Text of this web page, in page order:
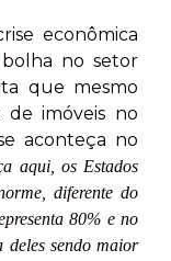
econômica
no setor
que mesmo
de imóveis no
aconteça no
aqui, os Estados
diferente do
80% e no
deles sendo maior